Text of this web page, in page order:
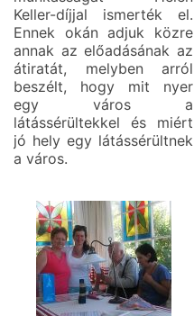
Keller-díjjal ismerték el.
Ennek okán adjuk közre
annak az előadásának az
átiratát, melyben arról
beszélt, hogy mit nyer
egy város a
látássérültekkel és miért
jó hely egy látássérültnek
a város.